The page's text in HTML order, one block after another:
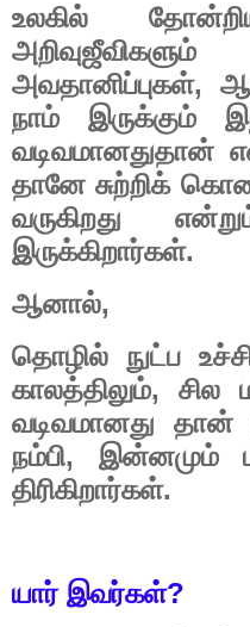
உலகில்
அறிவுஜீவிகளும்
அவதானிப்புகள்,
நாம் இருக்கும்
வடிவமானதுதான்
தானே சுற்றிக்
வருகிறது
இருக்கிறார்கள்.
ஆனால்,
தொழில் நுட்ப
காலத்திலும், சில
வடிவமானது
தான்
நம்பி, இன்னமும்
திரிகிறார்கள்.
யார் இவர்கள்?